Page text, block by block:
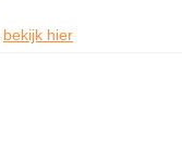
bekijk hier